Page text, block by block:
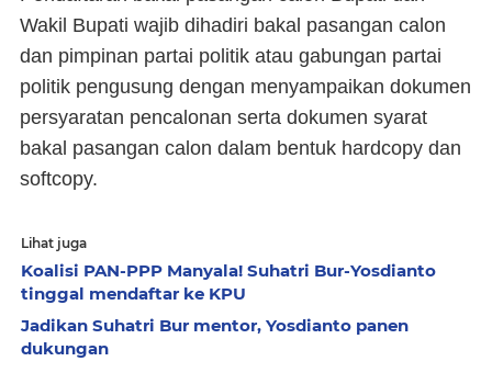
Wakil Bupati wajib dihadiri bakal pasangan calon
dan pimpinan partai politik atau gabungan partai
politik pengusung dengan menyampaikan dokumen
persyaratan pencalonan serta dokumen syarat
bakal pasangan calon dalam bentuk hardcopy dan
softcopy.
Lihat juga
Koalisi PAN-PPP Manyala! Suhatri Bur-Yosdianto
tinggal mendaftar ke KPU
Jadikan Suhatri Bur mentor, Yosdianto panen
dukungan